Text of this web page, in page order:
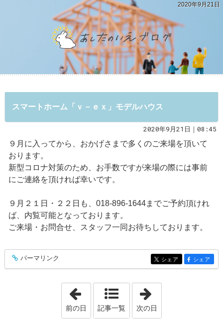
2020年9月21日
スマートホーム「ｖ－ｅｘ」モデルハウス
2020年9月21日｜08:45
９月に入ってから、おかげさまで多くのご来場を頂いて
おります。
新型コロナ対策のため、お手数ですが来場の際には事前
にご連絡を頂ければ幸いです。
９月２１日・２２日も、018-896-1644までご予約頂けれ
ば、内覧可能となっております。
ご来場・お問合せ、スタッフ一同お待ちしております。
entry345
パーマリンク entry345
シェア entry345
シェア
「2020年9月18日」
前の日 記事一覧 次の日